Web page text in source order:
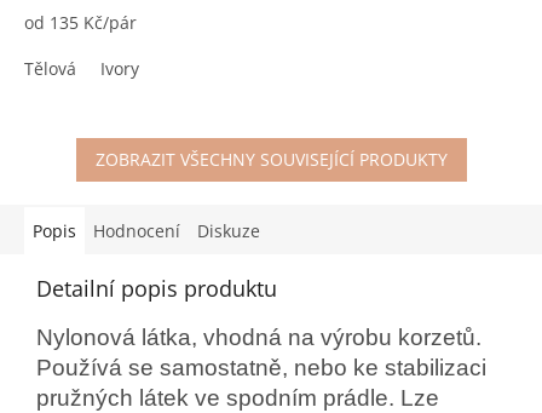
od 135 Kč/pár
Tělová
Ivory
ZOBRAZIT VŠECHNY SOUVISEJÍCÍ PRODUKTY
Popis Hodnocení Diskuze
Detailní popis produktu
Nylonová látka, vhodná na výrobu korzetů.
Používá se samostatně, nebo ke stabilizaci
pružných látek ve spodním prádle. Lze